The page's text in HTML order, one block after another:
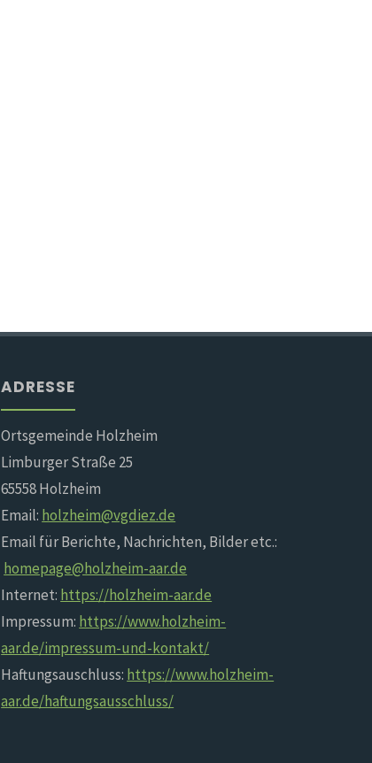
ADRESSE
Ortsgemeinde Holzheim
Limburger Straße 25
65558 Holzheim
Email: holzheim@vgdiez.de
Email für Berichte, Nachrichten, Bilder etc.:
homepage@holzheim-aar.de
Internet: https://holzheim-aar.de
Impressum: https://www.holzheim-
aar.de/impressum-und-kontakt/
Haftungsauschluss: https://www.holzheim-
aar.de/haftungsausschluss/